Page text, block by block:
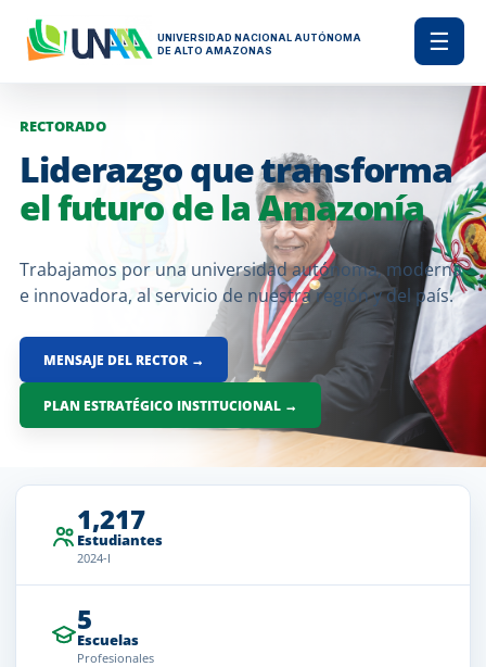
UNIVERSIDAD NACIONAL AUTÓNOMA
DE ALTO AMAZONAS
☰
RECTORADO
Liderazgo que transforma
el futuro de la Amazonía
Trabajamos por una universidad autónoma, moderna
e innovadora, al servicio de nuestra región y del país.
MENSAJE DEL RECTOR →
PLAN ESTRATÉGICO INSTITUCIONAL →
1,217
Estudiantes
2024-I
5
Escuelas
Profesionales